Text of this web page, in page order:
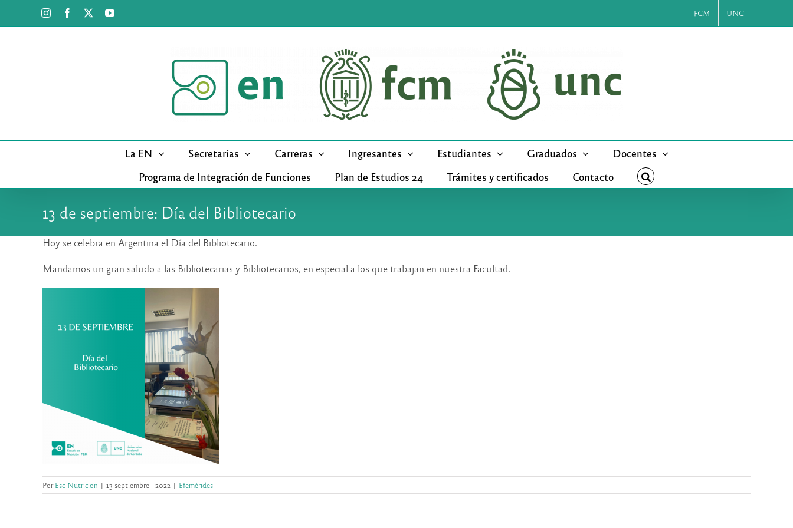
InstagramFacebook YouTube FCM UNC
La EN Secretarías Carreras Ingresantes Estudiantes Graduados
Docentes
Programa de Integración de Funciones
Plan de Estudios 24 Trámites y certificados Contacto
13 de septiembre: Día del Bibliotecario
Hoy se celebra en Argentina el Día del Bibliotecario.
Mandamos un gran saludo a las Bibliotecarias y Bibliotecarios, en especial a los que trabajan en nuestra Facultad.
PorEsc-Nutricion | 13 septiembre - 2022 | Efemérides